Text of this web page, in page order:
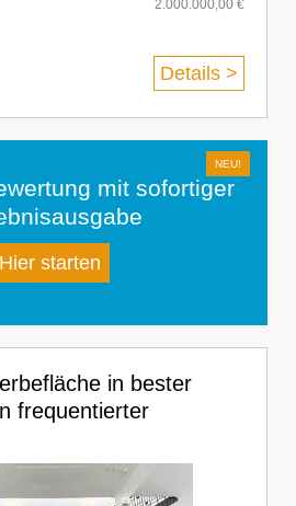
2.000.000,00 €
Details >
mit sofortiger
Hier starten
in bester
frequentierter